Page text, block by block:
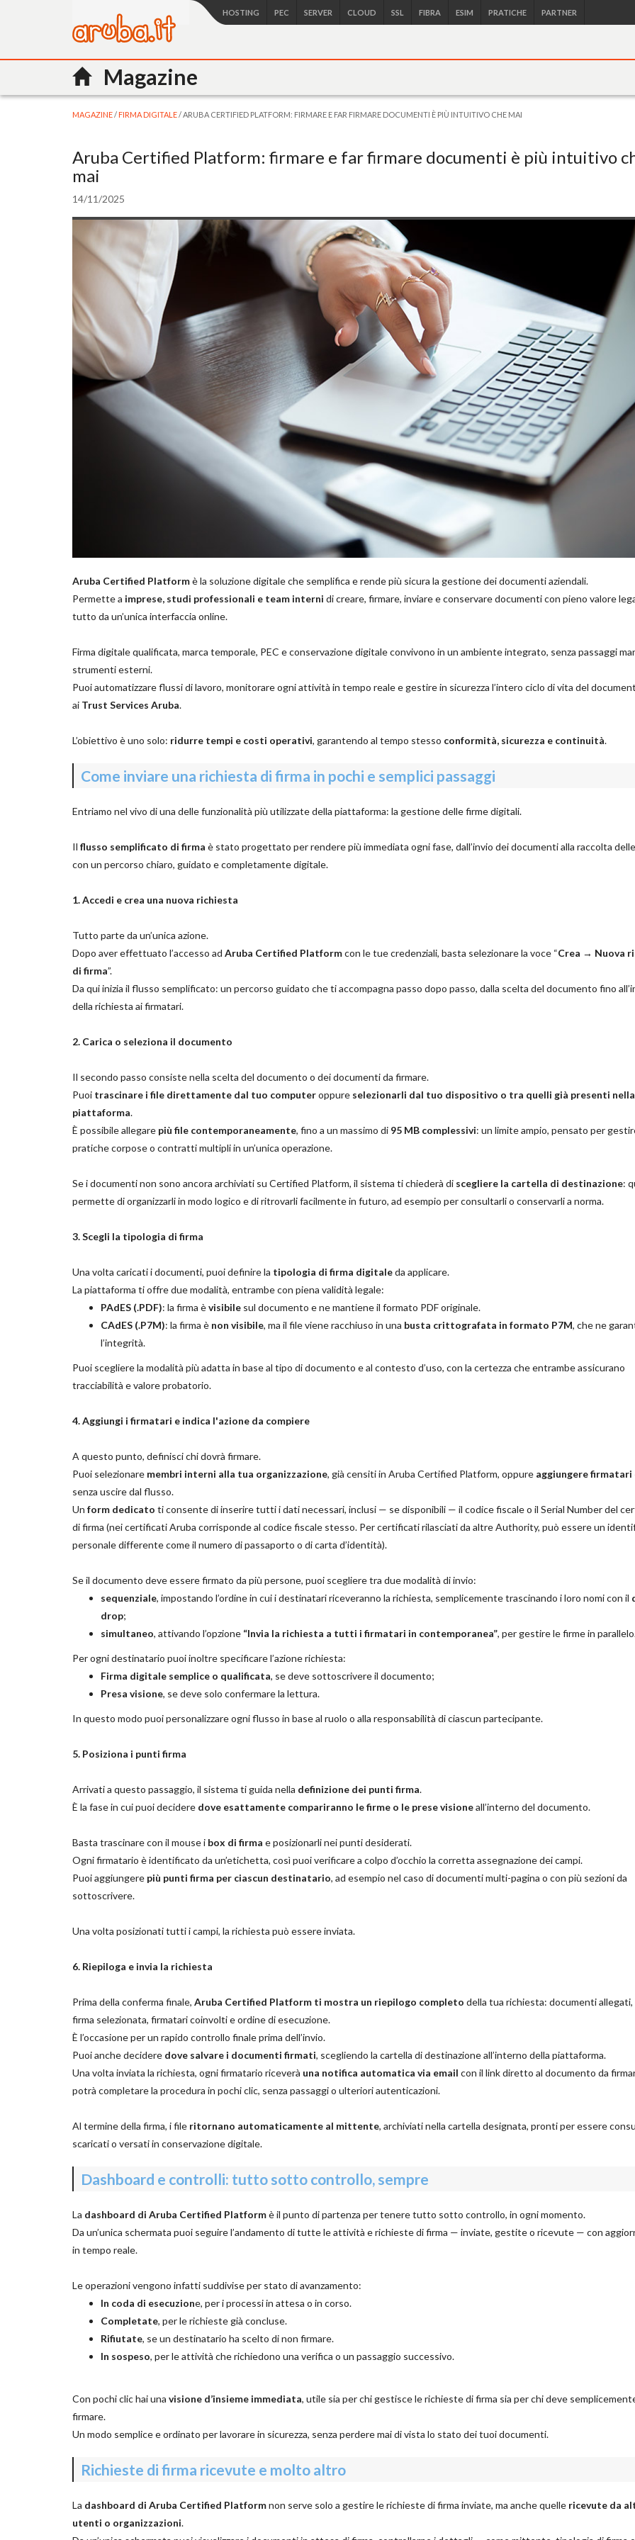
HOSTING PEC SERVER CLOUD SSL FIBRA ESIM PRATICHE PARTNER
Magazine
MAGAZINE/ FIRMA DIGITALE/ ARUBA CERTIFIED PLATFORM: FIRMARE E FAR FIRMARE DOCUMENTI È PIÙ INTUITIVO CHE MAI
Aruba Certified Platform: firmare e far firmare documenti è più intuitivo
mai
14/11/2025
Aruba Certified Platformè la soluzione digitale che semplifica e rende più sicura la gestione dei documenti aziendali.
Permette a imprese, studi professionali e team interni di creare, firmare, inviare e conservare documenti con pieno valore
tutto da un’unica interfaccia online.
Firma digitale qualificata, marca temporale, PEC e conservazione digitale convivono in un ambiente integrato, senza passaggi
strumenti esterni.
Puoi automatizzare flussi di lavoro, monitorare ogni attività in tempo reale e gestire in sicurezza l’intero ciclo di vita del
ai Trust Services Aruba.
L’obiettivo è uno solo: ridurre tempi e costi operativi, garantendo al tempo stesso conformità, sicurezza e continuità.
Come inviare una richiesta di firma in pochi e semplici passaggi
Entriamo nel vivo di una delle funzionalità più utilizzate della piattaforma: la gestione delle firme digitali.
Il flusso semplificato di firma è stato progettato per rendere più immediata ogni fase, dall’invio dei documenti alla raccolta
con un percorso chiaro, guidato e completamente digitale.
1. Accedi e crea una nuova richiesta
Tutto parte da un’unica azione.
Dopo aver effettuato l’accesso ad Aruba Certified Platformcon le tue credenziali, basta selezionare la voce “Crea → Nuova
di firma”.
Da qui inizia il flusso semplificato: un percorso guidato che ti accompagna passo dopo passo, dalla scelta del documento fino
della richiesta ai firmatari.
2. Carica o seleziona il documento
Il secondo passo consiste nella scelta del documento o dei documenti da firmare.
Puoi trascinare i file direttamente dal tuo computeroppure selezionarli dal tuo dispositivo o tra quelli già presenti nella
piattaforma.
È possibile allegare più file contemporaneamente, fino a un massimo di 95 MB complessivi: un limite ampio, pensato per
pratiche corpose o contratti multipli in un’unica operazione.
Se i documenti non sono ancora archiviati su Certified Platform, il sistema ti chiederà di scegliere la cartella di destinazione:
permette di organizzarli in modo logico e di ritrovarli facilmente in futuro, ad esempio per consultarli o conservarli a norma.
3. Scegli la tipologia di firma
Una volta caricati i documenti, puoi definire la tipologia di firma digitaleda applicare.
La piattaforma ti offre due modalità, entrambe con piena validità legale:
PAdES (.PDF): la firma èvisibile sul documento e ne mantiene il formato PDF originale.
CAdES (.P7M): la firma è non visibile, ma il file viene racchiuso in una busta crittografata in formato P7M, che ne
l’integrità.
Puoi scegliere la modalità più adatta in base al tipo di documento e al contesto d’uso, con la certezza che entrambe assicurano
tracciabilità e valore probatorio.
4. Aggiungi i firmatari e indica l'azione da compiere
A questo punto, definisci chi dovrà firmare.
Puoi selezionare membri interni alla tua organizzazione, già censiti in Aruba Certified Platform, oppure aggiungere firmatari
senza uscire dal flusso.
Un form dedicato ti consente di inserire tutti i dati necessari, inclusi — se disponibili — il codice fiscale o il Serial Number del
di firma (nei certificati Aruba corrisponde al codice fiscale stesso. Per certificati rilasciati da altre Authority, può essere un
personale differente come il numero di passaporto o di carta d’identità).
Se il documento deve essere firmato da più persone, puoi scegliere tra due modalità di invio:
sequenziale, impostando l’ordine in cui i destinatari riceveranno la richiesta, semplicemente trascinando i loro nomi con il
drop;
simultaneo, attivando l’opzione “Invia la richiesta a tutti i firmatari in contemporanea”, per gestire le firme in
Per ogni destinatario puoi inoltre specificare l’azione richiesta:
Firma digitale semplice o qualificata, se deve sottoscrivere il documento;
Presa visione, se deve solo confermare la lettura.
In questo modo puoi personalizzare ogni flusso in base al ruolo o alla responsabilità di ciascun partecipante.
5. Posiziona i punti firma
Arrivati a questo passaggio, il sistema ti guida nella definizione dei punti firma.
È la fase in cui puoi decidere dove esattamente compariranno le firme o le prese visioneall’interno del documento.
Basta trascinare con il mouse i box di firma e posizionarli nei punti desiderati.
Ogni firmatario è identificato da un’etichetta, così puoi verificare a colpo d’occhio la corretta assegnazione dei campi.
Puoi aggiungere più punti firma per ciascun destinatario, ad esempio nel caso di documenti multi-pagina o con più sezioni da
sottoscrivere.
Una volta posizionati tutti i campi, la richiesta può essere inviata.
6. Riepiloga e invia la richiesta
Prima della conferma finale, Aruba Certified Platform ti mostra un riepilogo completo della tua richiesta: documenti
firma selezionata, firmatari coinvolti e ordine di esecuzione.
È l’occasione per un rapido controllo finale prima dell’invio.
Puoi anche decidere dove salvare i documenti firmati, scegliendo la cartella di destinazione all’interno della piattaforma.
Una volta inviata la richiesta, ogni firmatario riceverà una notifica automatica via email con il link diretto al documento da
potrà completare la procedura in pochi clic, senza passaggi o ulteriori autenticazioni.
Al termine della firma, i file ritornano automaticamente al mittente, archiviati nella cartella designata, pronti per essere
scaricati o versati in conservazione digitale.
Dashboard e controlli: tutto sotto controllo, sempre
La dashboard di Aruba Certified Platformè il punto di partenza per tenere tutto sotto controllo, in ogni momento.
Da un’unica schermata puoi seguire l’andamento di tutte le attività e richieste di firma — inviate, gestite o ricevute — con
in tempo reale.
Le operazioni vengono infatti suddivise per stato di avanzamento:
In coda di esecuzione, per i processi in attesa o in corso.
Completate, per le richieste già concluse.
Rifiutate, se un destinatario ha scelto di non firmare.
In sospeso, per le attività che richiedono una verifica o un passaggio successivo.
Con pochi clic hai una visione d’insieme immediata, utile sia per chi gestisce le richieste di firma sia per chi deve
firmare.
Un modo semplice e ordinato per lavorare in sicurezza, senza perdere mai di vista lo stato dei tuoi documenti.
Richieste di firma ricevute e molto altro
La dashboard di Aruba Certified Platformnon serve solo a gestire le richieste di firma inviate, ma anche quelle ricevute da
utenti o organizzazioni.